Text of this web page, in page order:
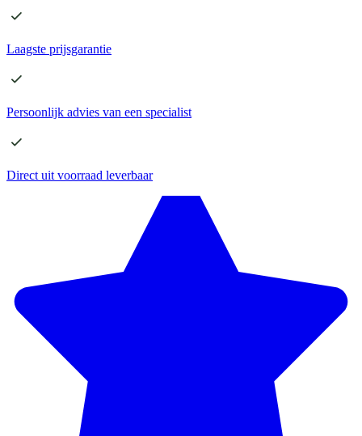
Laagste prijsgarantie
Persoonlijk advies van een specialist
Direct uit voorraad leverbaar